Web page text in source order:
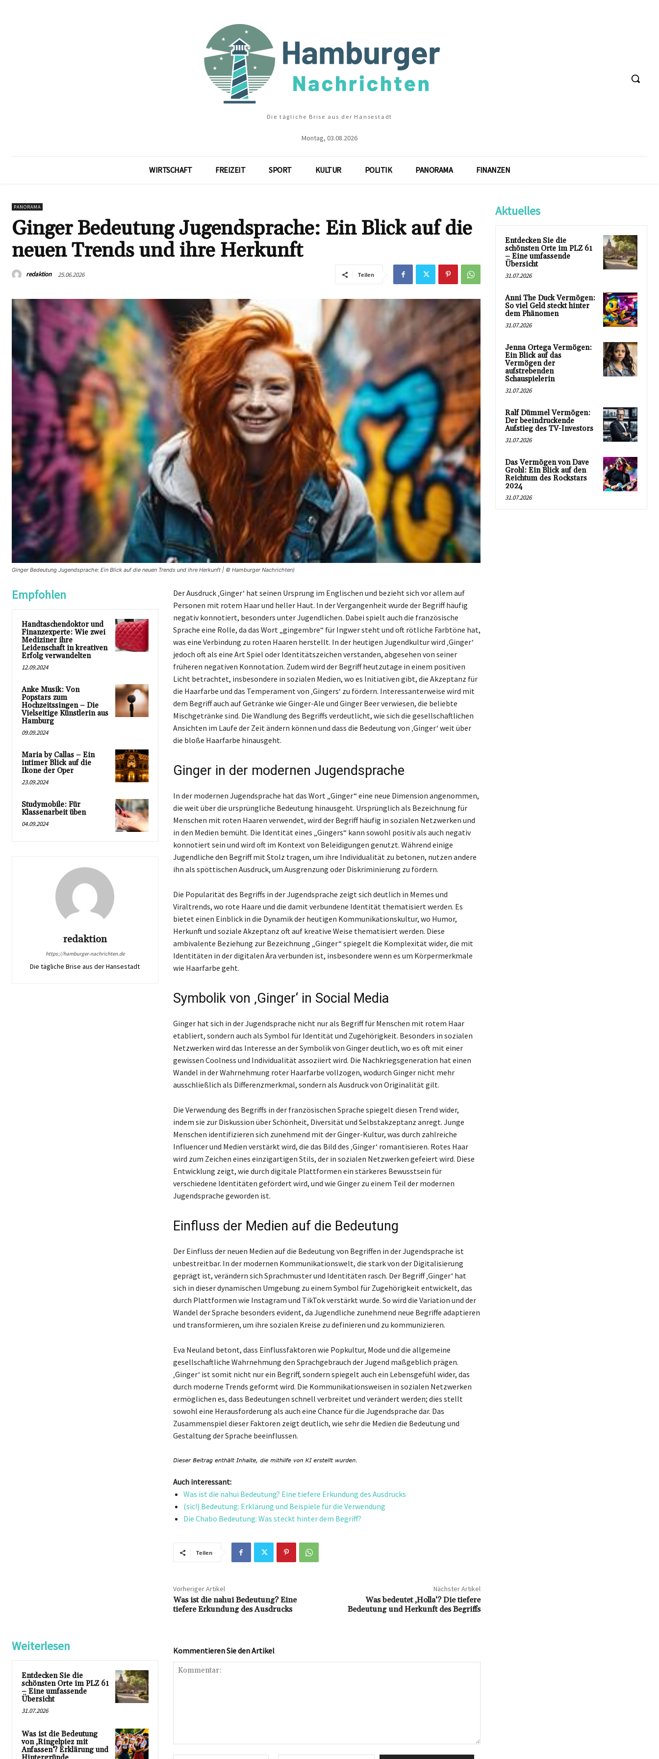
Die tägliche Brise aus der Hansestadt
Montag, 03.08.2026
WIRTSCHAFT FREIZEIT SPORT KULTUR POLITIK PANORAMA FINANZEN
PANORAMA
Ginger Bedeutung Jugendsprache: Ein Blick auf die
neuen Trends und ihre Herkunft
redaktion 25.06.2026 Teilen
Ginger Bedeutung Jugendsprache: Ein Blick auf die neuen Trends und ihre Herkunft | © Hamburger Nachrichten)
Empfohlen
Handtaschendoktor und
Finanzexperte: Wie zwei
Mediziner ihre
Leidenschaft in kreativen
Erfolg verwandelten
12.09.2024
Anke Musik: Von
Popstars zum
Hochzeitssingen – Die
Vielseitige Künstlerin aus
Hamburg
09.09.2024
Maria by Callas – Ein
intimer Blick auf die
Ikone der Oper
23.09.2024
Studymobile: Für
Klassenarbeit üben
04.09.2024
redaktion
https://hamburger-nachrichten.de
Die tägliche Brise aus der Hansestadt
Der Ausdruck ‚Ginger‘ hat seinen Ursprung im Englischen und bezieht sich vor allem auf
Personen mit rotem Haar und heller Haut. In der Vergangenheit wurde der Begriff häufig
negativ konnotiert, besonders unter Jugendlichen. Dabei spielt auch die französische
Sprache eine Rolle, da das Wort „gingembre“ für Ingwer steht und oft rötliche Farbtöne hat,
was eine Verbindung zu roten Haaren herstellt. In der heutigen Jugendkultur wird ‚Ginger‘
jedoch oft als eine Art Spiel oder Identitätszeichen verstanden, abgesehen von seiner
früheren negativen Konnotation. Zudem wird der Begriff heutzutage in einem positiven
Licht betrachtet, insbesondere in sozialen Medien, wo es Initiativen gibt, die Akzeptanz für
die Haarfarbe und das Temperament von ‚Gingers‘ zu fördern. Interessanterweise wird mit
dem Begriff auch auf Getränke wie Ginger-Ale und Ginger Beer verwiesen, die beliebte
Mischgetränke sind. Die Wandlung des Begriffs verdeutlicht, wie sich die gesellschaftlichen
Ansichten im Laufe der Zeit ändern können und dass die Bedeutung von ‚Ginger‘ weit über
die bloße Haarfarbe hinausgeht.
Ginger in der modernen Jugendsprache
In der modernen Jugendsprache hat das Wort „Ginger“ eine neue Dimension angenommen,
die weit über die ursprüngliche Bedeutung hinausgeht. Ursprünglich als Bezeichnung für
Menschen mit roten Haaren verwendet, wird der Begriff häufig in sozialen Netzwerken und
in den Medien bemüht. Die Identität eines „Gingers“ kann sowohl positiv als auch negativ
konnotiert sein und wird oft im Kontext von Beleidigungen genutzt. Während einige
Jugendliche den Begriff mit Stolz tragen, um ihre Individualität zu betonen, nutzen andere
ihn als spöttischen Ausdruck, um Ausgrenzung oder Diskriminierung zu fördern.
Die Popularität des Begriffs in der Jugendsprache zeigt sich deutlich in Memes und
Viraltrends, wo rote Haare und die damit verbundene Identität thematisiert werden. Es
bietet einen Einblick in die Dynamik der heutigen Kommunikationskultur, wo Humor,
Herkunft und soziale Akzeptanz oft auf kreative Weise thematisiert werden. Diese
ambivalente Beziehung zur Bezeichnung „Ginger“ spiegelt die Komplexität wider, die mit
Identitäten in der digitalen Ära verbunden ist, insbesondere wenn es um Körpermerkmale
wie Haarfarbe geht.
Symbolik von ‚Ginger‘ in Social Media
Ginger hat sich in der Jugendsprache nicht nur als Begriff für Menschen mit rotem Haar
etabliert, sondern auch als Symbol für Identität und Zugehörigkeit. Besonders in sozialen
Netzwerken wird das Interesse an der Symbolik von Ginger deutlich, wo es oft mit einer
gewissen Coolness und Individualität assoziiert wird. Die Nachkriegsgeneration hat einen
Wandel in der Wahrnehmung roter Haarfarbe vollzogen, wodurch Ginger nicht mehr
ausschließlich als Differenzmerkmal, sondern als Ausdruck von Originalität gilt.
Die Verwendung des Begriffs in der französischen Sprache spiegelt diesen Trend wider,
indem sie zur Diskussion über Schönheit, Diversität und Selbstakzeptanz anregt. Junge
Menschen identifizieren sich zunehmend mit der Ginger-Kultur, was durch zahlreiche
Influencer und Medien verstärkt wird, die das Bild des ‚Ginger‘ romantisieren. Rotes Haar
wird zum Zeichen eines einzigartigen Stils, der in sozialen Netzwerken gefeiert wird. Diese
Entwicklung zeigt, wie durch digitale Plattformen ein stärkeres Bewusstsein für
verschiedene Identitäten gefördert wird, und wie Ginger zu einem Teil der modernen
Jugendsprache geworden ist.
Einfluss der Medien auf die Bedeutung
Der Einfluss der neuen Medien auf die Bedeutung von Begriffen in der Jugendsprache ist
unbestreitbar. In der modernen Kommunikationswelt, die stark von der Digitalisierung
geprägt ist, verändern sich Sprachmuster und Identitäten rasch. Der Begriff ‚Ginger‘ hat
sich in dieser dynamischen Umgebung zu einem Symbol für Zugehörigkeit entwickelt, das
durch Plattformen wie Instagram und TikTok verstärkt wurde. So wird die Variation und der
Wandel der Sprache besonders evident, da Jugendliche zunehmend neue Begriffe adaptieren
und transformieren, um ihre sozialen Kreise zu definieren und zu kommunizieren.
Eva Neuland betont, dass Einflussfaktoren wie Popkultur, Mode und die allgemeine
gesellschaftliche Wahrnehmung den Sprachgebrauch der Jugend maßgeblich prägen.
‚Ginger‘ ist somit nicht nur ein Begriff, sondern spiegelt auch ein Lebensgefühl wider, das
durch moderne Trends geformt wird. Die Kommunikationsweisen in sozialen Netzwerken
ermöglichen es, dass Bedeutungen schnell verbreitet und verändert werden; dies stellt
sowohl eine Herausforderung als auch eine Chance für die Jugendsprache dar. Das
Zusammenspiel dieser Faktoren zeigt deutlich, wie sehr die Medien die Bedeutung und
Gestaltung der Sprache beeinflussen.
Auch interessant:
Was ist die nahui Bedeutung? Eine tiefere Erkundung des Ausdrucks
(sic!) Bedeutung: Erklärung und Beispiele für die Verwendung
Die Chabo Bedeutung: Was steckt hinter dem Begriff?
Teilen
Vorheriger Artikel
Was ist die nahui Bedeutung? Eine
tiefere Erkundung des Ausdrucks
Nächster Artikel
Was bedeutet ‚Holla‘? Die tiefere
Bedeutung und Herkunft des Begriffs
Weiterlesen
Entdecken Sie die
schönsten Orte im PLZ 61
– Eine umfassende
Übersicht
31.07.2026
Was ist die Bedeutung
von ‚Ringelpiez mit
Anfassen‘? Erklärung und
Kommentieren Sie den Artikel
Aktuelles
Entdecken Sie die
schönsten Orte im PLZ 61
– Eine umfassende
Übersicht
31.07.2026
Anni The Duck Vermögen:
So viel Geld steckt hinter
dem Phänomen
31.07.2026
Jenna Ortega Vermögen:
Ein Blick auf das
Vermögen der
aufstrebenden
Schauspielerin
31.07.2026
Ralf Dümmel Vermögen:
Der beeindruckende
Aufstieg des TV-Investors
31.07.2026
Das Vermögen von Dave
Grohl: Ein Blick auf den
Reichtum des Rockstars
2024
31.07.2026